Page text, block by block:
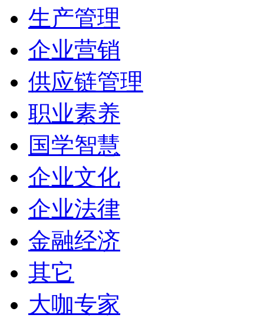
生产管理
企业营销
供应链管理
职业素养
国学智慧
企业文化
企业法律
金融经济
其它
大咖专家